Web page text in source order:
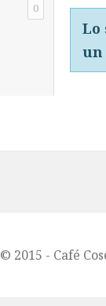
0
Lo
© 2015 - Café